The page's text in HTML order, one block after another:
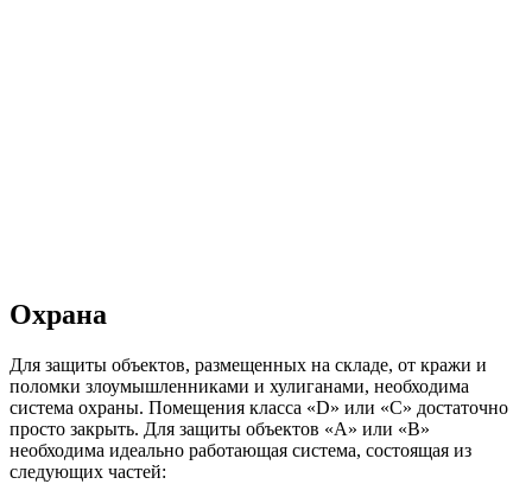
Охрана
Для защиты объектов, размещенных на складе, от кражи и
поломки злоумышленниками и хулиганами, необходима
система охраны. Помещения класса «D» или «С» достаточно
просто закрыть. Для защиты объектов «А» или «В»
необходима идеально работающая система, состоящая из
следующих частей: